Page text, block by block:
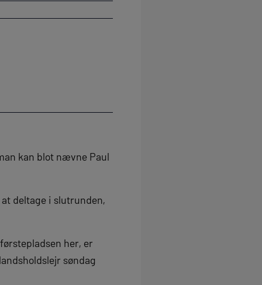
kan blot nævne Paul
deltage i slutrunden,
her, er
søndag